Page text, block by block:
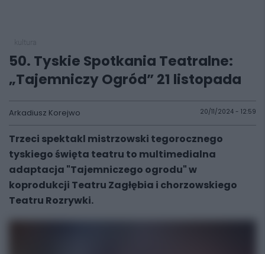
50. Tyskie Spotkania Teatralne:
„Tajemniczy Ogród” 21 listopada
Arkadiusz Korejwo 20/11/2024 - 12:59
Trzeci spektakl mistrzowski tegorocznego
tyskiego święta teatru to multimedialna
adaptacja "Tajemniczego ogrodu" w
koprodukcji Teatru Zagłębia i chorzowskiego
Teatru Rozrywki.